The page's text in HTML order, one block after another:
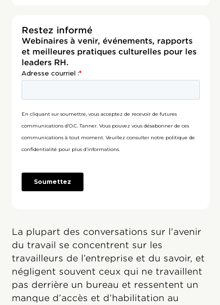
Restez informé
Webinaires à venir, événements, rapports
et meilleures pratiques culturelles pour les
leaders RH.
La plupart des conversations sur l’avenir
du travail se concentrent sur les
travailleurs de l’entreprise et du savoir, et
négligent souvent ceux qui ne travaillent
pas derrière un bureau et ressentent un
manque d’accès et d’habilitation au